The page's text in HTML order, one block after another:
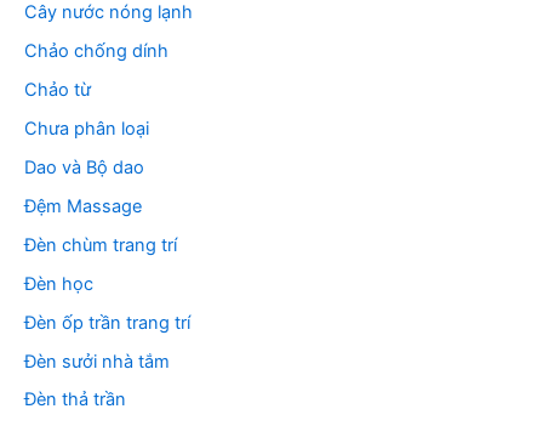
Cây nước nóng lạnh
Chảo chống dính
Chảo từ
Chưa phân loại
Dao và Bộ dao
Đệm Massage
Đèn chùm trang trí
Đèn học
Đèn ốp trần trang trí
Đèn sưởi nhà tắm
Đèn thả trần